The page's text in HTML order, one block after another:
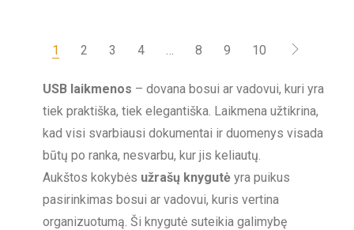
1 2 3 4 … 8 9 10
USB laikmenos – dovana bosui ar vadovui, kuri yra
tiek praktiška, tiek elegantiška. Laikmena užtikrina,
kad visi svarbiausi dokumentai ir duomenys visada
būtų po ranka, nesvarbu, kur jis keliautų.
Aukštos kokybės užrašų knygutė yra puikus
pasirinkimas bosui ar vadovui, kuris vertina
organizuotumą. Ši knygutė suteikia galimybę